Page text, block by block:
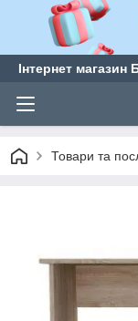
Інтернет магазин
Товари та